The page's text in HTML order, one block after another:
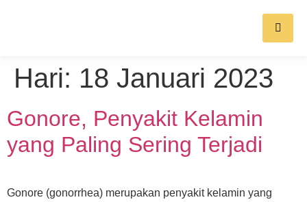
Hari: 18 Januari 2023
Gonore, Penyakit Kelamin
yang Paling Sering Terjadi
Gonore (gonorrhea) merupakan penyakit kelamin yang